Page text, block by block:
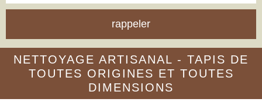
NETTOYAGE ARTISANAL - TAPIS DE
TOUTES ORIGINES ET TOUTES
DIMENSIONS